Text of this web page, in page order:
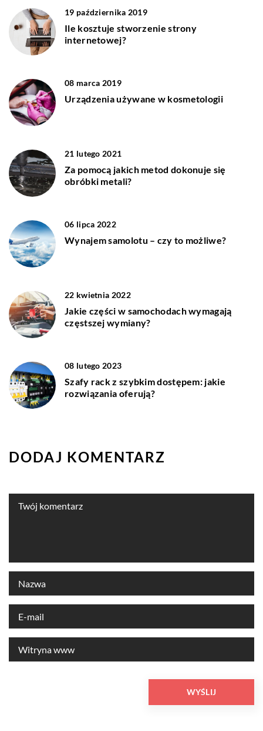
19 października 2019
Ile kosztuje stworzenie strony
internetowej?
08 marca 2019
Urządzenia używane w kosmetologii
21 lutego 2021
Za pomocą jakich metod dokonuje się
obróbki metali?
06 lipca 2022
Wynajem samolotu – czy to możliwe?
22 kwietnia 2022
Jakie części w samochodach wymagają
częstszej wymiany?
08 lutego 2023
Szafy rack z szybkim dostępem: jakie
rozwiązania oferują?
DODAJ KOMENTARZ